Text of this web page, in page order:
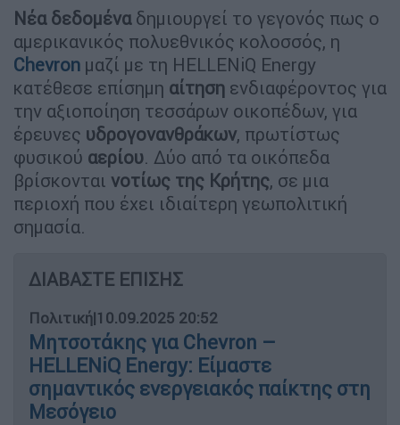
Νέα δεδομέναδημιουργεί το γεγονός πως ο
αμερικανικός πολυεθνικός κολοσσός, η
Chevron μαζί με τη HELLENiQ Energy
κατέθεσε επίσημη αίτηση ενδιαφέροντος για
την αξιοποίηση τεσσάρων οικοπέδων, για
έρευνες υδρογονανθράκων, πρωτίστως
φυσικού αερίου. Δύο από τα οικόπεδα
βρίσκονται νοτίως της Κρήτης, σε μια
περιοχή που έχει ιδιαίτερη γεωπολιτική
σημασία.
ΔΙΑΒΑΣΤΕ ΕΠΙΣΗΣ
Πολιτική|10.09.2025 20:52
Μητσοτάκης για Chevron –
HELLENiQ Energy: Είμαστε
σημαντικός ενεργειακός παίκτης στη
Μεσόγειο